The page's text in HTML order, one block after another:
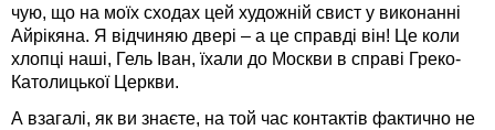
чую, що на моїх сходах цей художній свист у виконанні
Айрікяна. Я відчиняю двері – а це справді він! Це коли
хлопці наші, Гель Іван, їхали до Москви в справі Греко-
Католицької Церкви.
А взагалі, як ви знаєте, на той час контактів фактично не